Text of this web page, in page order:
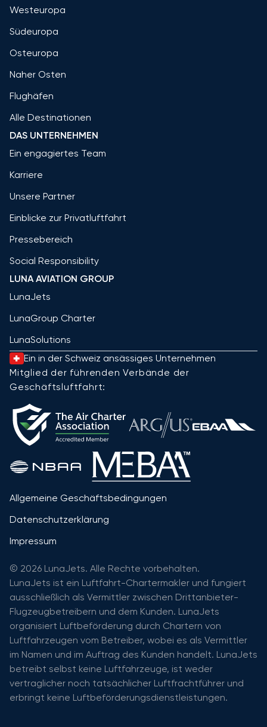
Westeuropa
Südeuropa
Osteuropa
Naher Osten
Flughäfen
Alle Destinationen
DAS UNTERNEHMEN
Ein engagiertes Team
Karriere
Unsere Partner
Einblicke zur Privatluftfahrt
Pressebereich
Social Responsibility
LUNA AVIATION GROUP
LunaJets
LunaGroup Charter
LunaSolutions
Ein in der Schweiz ansässiges Unternehmen
Mitglied der führenden Verbände der
Geschäftsluftfahrt:
Allgemeine Geschäftsbedingungen
Datenschutzerklärung
Impressum
© 2026 LunaJets. Alle Rechte vorbehalten.
LunaJets ist ein Luftfahrt-Chartermakler und fungiert
ausschließlich als Vermittler zwischen Drittanbieter-
Flugzeugbetreibern und dem Kunden. LunaJets
organisiert Luftbeförderung durch Chartern von
Luftfahrzeugen vom Betreiber, wobei es als Vermittler
im Namen und im Auftrag des Kunden handelt. LunaJets
betreibt selbst keine Luftfahrzeuge, ist weder
vertraglicher noch tatsächlicher Luftfrachtführer und
erbringt keine Luftbeförderungsdienstleistungen.